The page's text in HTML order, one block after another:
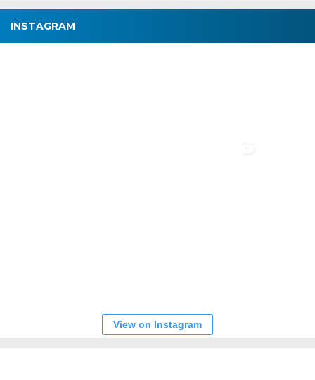
INSTAGRAM
View on Instagram